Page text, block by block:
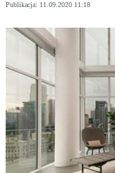
Publikacja: 11.09.2020 11:18